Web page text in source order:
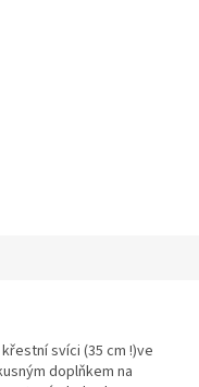
svíci (35 cm !)ve
doplňkem na